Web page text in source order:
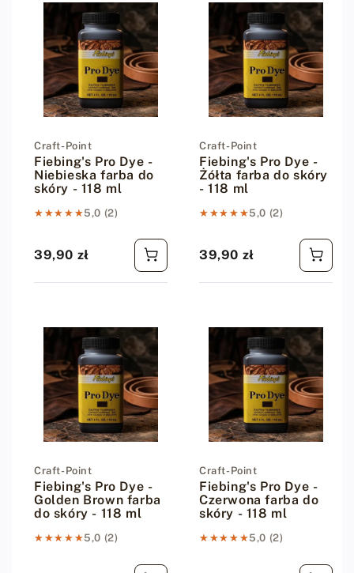
Dostawca:
Craft-Point
Fiebing's Pro Dye -
Niebieska farba do
skóry - 118 ml
★★★★★
★★★★★5,0 (2)
Cena regularna
39,90 zł
Dostawca:
Craft-Point
Fiebing's Pro Dye -
Żółta farba do skóry
- 118 ml
★★★★★
★★★★★5,0 (2)
Cena regularna
39,90 zł
Dostawca:
Craft-Point
Fiebing's Pro Dye -
Golden Brown farba
do skóry - 118 ml
★★★★★
★★★★★5,0 (2)
Dostawca:
Craft-Point
Fiebing's Pro Dye -
Czerwona farba do
skóry - 118 ml
★★★★★
★★★★★5,0 (2)